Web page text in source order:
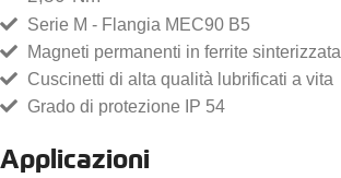
Serie M - Flangia MEC90 B5
Magneti permanenti in ferrite sinterizzata
Cuscinetti di alta qualità lubrificati a vita
Grado di protezione IP 54
Applicazioni